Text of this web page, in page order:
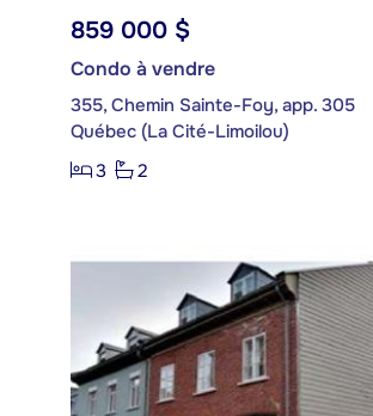
859 000 $
Condo à vendre
355, Chemin Sainte-Foy, app. 305
Québec (La Cité-Limoilou)
3
2